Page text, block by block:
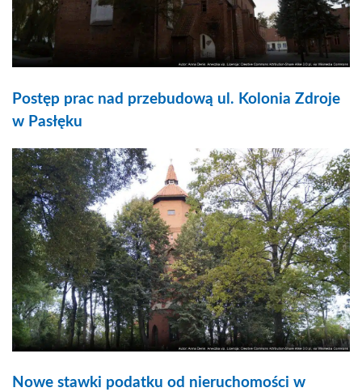
Postęp prac nad przebudową ul. Kolonia Zdroje
w Pasłęku
Nowe stawki podatku od nieruchomości w